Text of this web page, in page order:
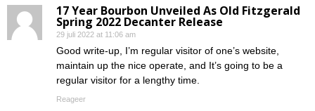
17 Year Bourbon Unveiled As Old Fitzgerald
Spring 2022 Decanter Release
29 juli 2022 at 11:06 am
Good write-up, I’m regular visitor of one’s website,
maintain up the nice operate, and It’s going to be a
regular visitor for a lengthy time.
Reageer